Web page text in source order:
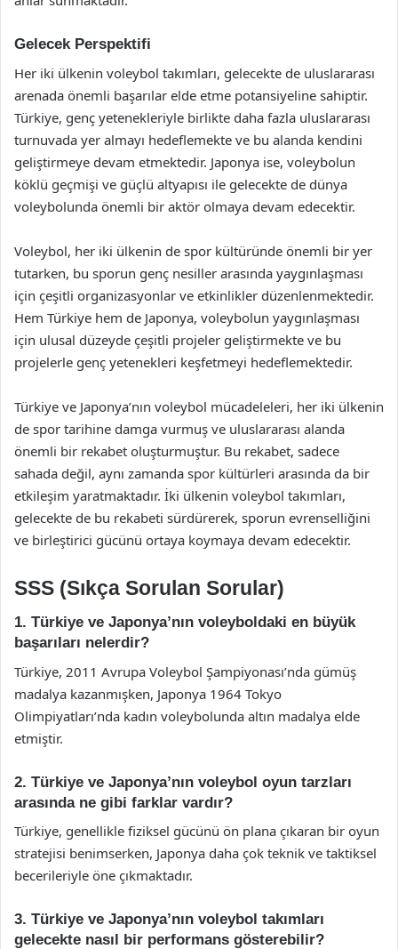
Gelecek Perspektifi
Her iki ülkenin voleybol takımları, gelecekte de uluslararası
arenada önemli başarılar elde etme potansiyeline sahiptir.
Türkiye, genç yetenekleriyle birlikte daha fazla uluslararası
turnuvada yer almayı hedeflemekte ve bu alanda kendini
geliştirmeye devam etmektedir. Japonya ise, voleybolun
köklü geçmişi ve güçlü altyapısı ile gelecekte de dünya
voleybolunda önemli bir aktör olmaya devam edecektir.
Voleybol, her iki ülkenin de spor kültüründe önemli bir yer
tutarken, bu sporun genç nesiller arasında yaygınlaşması
için çeşitli organizasyonlar ve etkinlikler düzenlenmektedir.
Hem Türkiye hem de Japonya, voleybolun yaygınlaşması
için ulusal düzeyde çeşitli projeler geliştirmekte ve bu
projelerle genç yetenekleri keşfetmeyi hedeflemektedir.
Türkiye ve Japonya’nın voleybol mücadeleleri, her iki ülkenin
de spor tarihine damga vurmuş ve uluslararası alanda
önemli bir rekabet oluşturmuştur. Bu rekabet, sadece
sahada değil, aynı zamanda spor kültürleri arasında da bir
etkileşim yaratmaktadır. İki ülkenin voleybol takımları,
gelecekte de bu rekabeti sürdürerek, sporun evrenselliğini
ve birleştirici gücünü ortaya koymaya devam edecektir.
SSS (Sıkça Sorulan Sorular)
1. Türkiye ve Japonya’nın voleyboldaki en büyük
başarıları nelerdir?
Türkiye, 2011 Avrupa Voleybol Şampiyonası’nda gümüş
madalya kazanmışken, Japonya 1964 Tokyo
Olimpiyatları’nda kadın voleybolunda altın madalya elde
etmiştir.
2. Türkiye ve Japonya’nın voleybol oyun tarzları
arasında ne gibi farklar vardır?
Türkiye, genellikle fiziksel gücünü ön plana çıkaran bir oyun
stratejisi benimserken, Japonya daha çok teknik ve taktiksel
becerileriyle öne çıkmaktadır.
3. Türkiye ve Japonya’nın voleybol takımları
gelecekte nasıl bir performans gösterebilir?